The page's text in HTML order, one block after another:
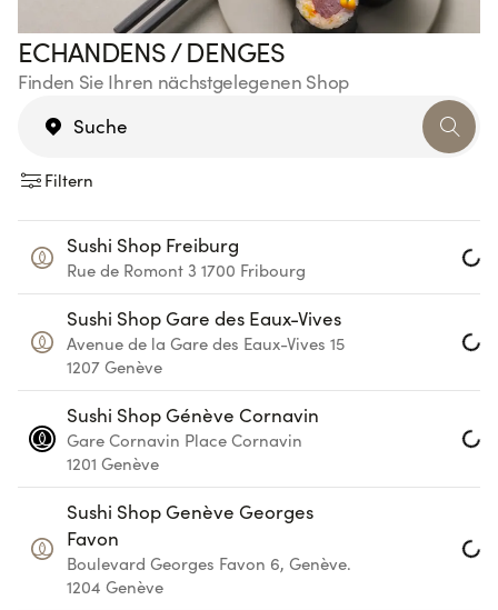
ECHANDENS / DENGES
Finden Sie Ihren nächstgelegenen Shop
Filtern
Sushi Shop Freiburg
Rue de Romont 3 1700 Fribourg
Sushi Shop Gare des Eaux-Vives
Avenue de la Gare des Eaux-Vives 15
1207 Genève
Sushi Shop Génève Cornavin
Gare Cornavin Place Cornavin
1201 Genève
Sushi Shop Genève Georges
Favon
Boulevard Georges Favon 6, Genève.
1204 Genève